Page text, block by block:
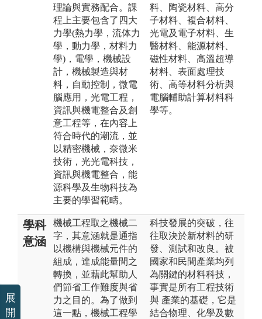
理論與實務配合。課
程上主要包含了四大
力學(熱力學，流体力
學，動力學，材料力
學)，電學，機械設
計，機械製造與材
料，自動控制，微電
腦應用，光電工程，
資訊與機電整合及創
意工程等，在內容上
符合時代的潮流，並
以精密機械，奈微米
技術，光光電科技，
資訊與機電整合，能
源科學及生物科技為
主要的學習範疇。
料、陶瓷材料、高分
子材料、複合材料、
光電及電子材料、生
醫材料、能源材料、
磁性材料、高溫超導
材料、表面處理技
術、高等材料分析與
電腦輔助計算材料科
學等。
學科
意涵
機械工程取之機械二
字，其意涵就是通指
以機構與機械元件的
組成，達成能量間之
轉換，並藉此幫助人
們節省工作難度與省
力之目的。為了做到
這一點，機械工程學
科技發展的突破，往
往取決於新材料的研
發、測試和改良。被
國家和民間產業均列
為關鍵的材料科技，
事實是所有工程技術
與 產業的基礎，它是
結合物理、化學及數
展
開